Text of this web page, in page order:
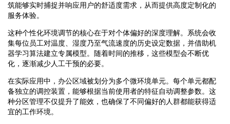
筑能够实时捕捉并响应用户的舒适度需求，从而提供高度定制化的
服务体验。
这种个性化环境调节的核心在于对个体偏好的深度理解。系统会收
集每位员工对温度、湿度乃至气流速度的历史设定数据，并借助机
器学习算法建立专属模型。随着时间的推移，这些模型会不断优
化，逐渐减少人工干预的必要。
在实际应用中，办公区域被划分为多个微环境单元。每个单元都配
备独立的调控装置，能够根据当前使用者的特征自动调整参数。这
种分区管理不仅提升了能效，也确保了不同偏好的人群都能获得适
宜的工作环境。